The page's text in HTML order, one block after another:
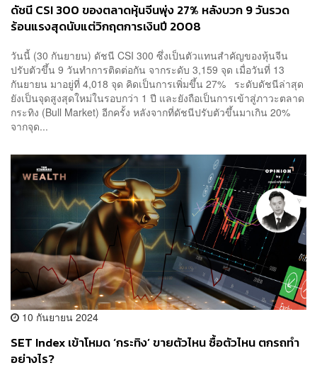
ดัชนี CSI 300 ของตลาดหุ้นจีนพุ่ง 27% หลังบวก 9 วันรวด
ร้อนแรงสุดนับแต่วิกฤตการเงินปี 2008
วันนี้ (30 กันยายน) ดัชนี CSI 300 ซึ่งเป็นตัวแทนสำคัญของหุ้นจีน
ปรับตัวขึ้น 9 วันทำการติดต่อกัน จากระดับ 3,159 จุด เมื่อวันที่ 13
กันยายน มาอยู่ที่ 4,018 จุด คิดเป็นการเพิ่มขึ้น 27% ระดับดัชนีล่าสุด
ยังเป็นจุดสูงสุดใหม่ในรอบกว่า 1 ปี และยังถือเป็นการเข้าสู่ภาวะตลาด
กระทิง (Bull Market) อีกครั้ง หลังจากที่ดัชนีปรับตัวขึ้นมาเกิน 20%
จากจุด...
10 กันยายน 2024
SET Index เข้าโหมด ‘กระทิง’ ขายตัวไหน ซื้อตัวไหน ตกรถทำ
อย่างไร?